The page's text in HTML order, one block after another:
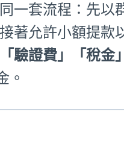
一套流程：先以
著允許小額提款
驗證費」「稅金」
。